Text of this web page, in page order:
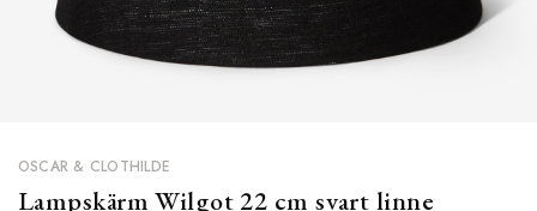
OSCAR & CLOTHILDE
Lampskärm Wilgot 22 cm svart linne